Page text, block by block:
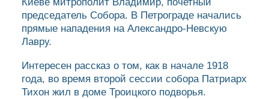
председатель Собора. В Петрограде начались
прямые нападения на Александро-Невскую
Лавру.
Интересен рассказ о том, как в начале 1918
года, во время второй сессии собора Патриарх
Тихон жил в доме Троицкого подворья.